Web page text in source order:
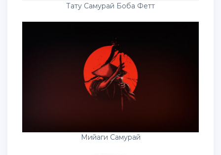
Тату Самурай Боба Фетт
Мийаги Самурай